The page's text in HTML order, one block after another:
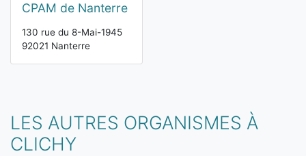
CPAM de Nanterre
130 rue du 8-Mai-1945
92021 Nanterre
LES AUTRES ORGANISMES À
CLICHY